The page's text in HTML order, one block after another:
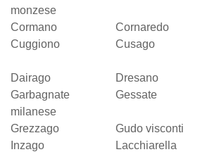
monzese
Cormano Cornaredo
Cuggiono
Cusago
Dairago
Dresano
Garbagnate
milanese
Gessate
Grezzago Gudo visconti
Inzago
Lacchiarella